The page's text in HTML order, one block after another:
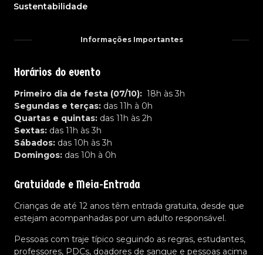
Sustentabilidade
Informações Importantes
Horários do evento
Primeiro dia de festa (07/10): 18h às 3h
Segundas e terças: das 11h à 0h
Quartas e quintas: das 11h às 2h
Sextas: das 11h às 3h
Sábados: das 10h às 3h
Domingos: das 10h à 0h
Gratuidade e Meia-Entrada
Crianças de até 12 anos têm entrada gratuita, desde que
estejam acompanhadas por um adulto responsável.
Pessoas com traje típico seguindo as regras, estudantes,
professores, PDCs, doadores de sangue e pessoas acima